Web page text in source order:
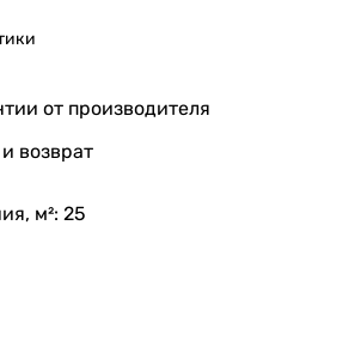
от производителя
возврат
м²: 25